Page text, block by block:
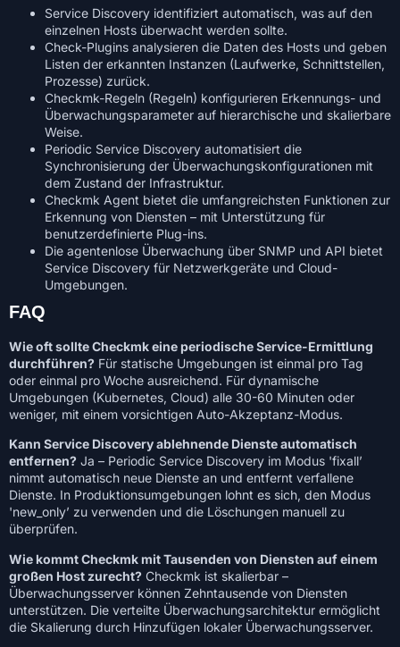
Service Discovery identifiziert automatisch, was auf den
einzelnen Hosts überwacht werden sollte.
Check-Plugins analysieren die Daten des Hosts und geben
Listen der erkannten Instanzen (Laufwerke, Schnittstellen,
Prozesse) zurück.
Checkmk-Regeln (Regeln) konfigurieren Erkennungs- und
Überwachungsparameter auf hierarchische und skalierbare
Weise.
Periodic Service Discovery automatisiert die
Synchronisierung der Überwachungskonfigurationen mit
dem Zustand der Infrastruktur.
Checkmk Agent bietet die umfangreichsten Funktionen zur
Erkennung von Diensten – mit Unterstützung für
benutzerdefinierte Plug-ins.
Die agentenlose Überwachung über SNMP und API bietet
Service Discovery für Netzwerkgeräte und Cloud-
Umgebungen.
FAQ
Wie oft sollte Checkmk eine periodische Service-Ermittlung
durchführen? Für statische Umgebungen ist einmal pro Tag
oder einmal pro Woche ausreichend. Für dynamische
Umgebungen (Kubernetes, Cloud) alle 30-60 Minuten oder
weniger, mit einem vorsichtigen Auto-Akzeptanz-Modus.
Kann Service Discovery ablehnende Dienste automatisch
entfernen? Ja – Periodic Service Discovery im Modus 'fixall’
nimmt automatisch neue Dienste an und entfernt verfallene
Dienste. In Produktionsumgebungen lohnt es sich, den Modus
'new_only’ zu verwenden und die Löschungen manuell zu
überprüfen.
Wie kommt Checkmk mit Tausenden von Diensten auf einem
großen Host zurecht? Checkmk ist skalierbar –
Überwachungsserver können Zehntausende von Diensten
unterstützen. Die verteilte Überwachungsarchitektur ermöglicht
die Skalierung durch Hinzufügen lokaler Überwachungsserver.